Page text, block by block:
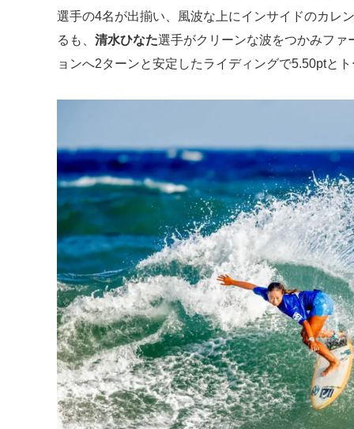
選手の4名が出揃い、風波な上にインサイドのカレ
るも、 清水ひなた選手がクリーンな波をつかみフ
ョンへ2ターンと安定したライディングで5.50ptと